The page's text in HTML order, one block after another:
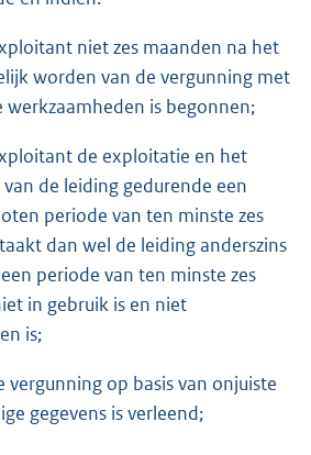
niet zes maanden na het
worden van de vergunning met
werkzaamheden is begonnen;
de exploitatie en het
de leiding gedurende een
periode van ten minste zes
dan wel de leiding anderszins
periode van ten minste zes
in gebruik is en niet
is;
vergunning op basis van onjuiste
gegevens is verleend;